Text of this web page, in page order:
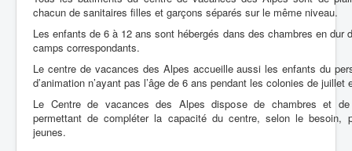
chacun de sanitaires filles et garçons séparés sur le même niveau.
Les enfants de 6 à 12 ans sont hébergés dans des chambres en dur
camps correspondants.
Le centre de vacances des Alpes accueille aussi les enfants du
d’animation n’ayant pas l’âge de 6 ans pendant les colonies de juillet
Le Centre de vacances des Alpes dispose de chambres et de
permettant de compléter la capacité du centre, selon le besoin,
jeunes.